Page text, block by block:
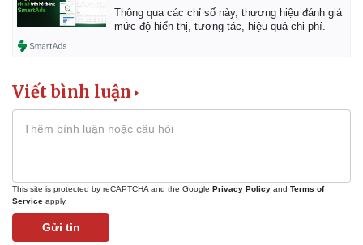
Thông qua các chỉ số này, thương hiệu đánh giá
mức độ hiển thị, tương tác, hiệu quả chi phí.
Viết bình luận
This site is protected by reCAPTCHA and the Google Privacy Policy and Terms of
Service apply.
Gửi tin